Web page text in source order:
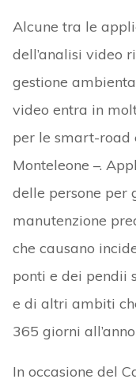
Alcune tra le
dell’analisi video
gestione
video entra in
per le smart-road
Monteleone –.
delle persone per
manutenzione
che causano
ponti e dei pendii
e di altri ambiti
365 giorni
In occasione del